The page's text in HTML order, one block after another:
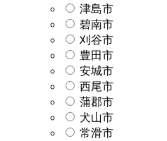
津島市
碧南市
刈谷市
豊田市
安城市
西尾市
蒲郡市
犬山市
常滑市